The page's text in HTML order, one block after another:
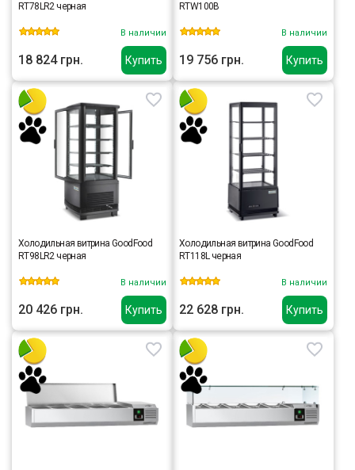
Купить
RT78LR2 черная
В наличии
18 824 грн. Купить
RTW100B
В наличии
19 756 грн.
Купить
Холодильная витрина GoodFood
RT98LR2 черная
В наличии
20 426 грн. Купить
Холодильная витрина GoodFood
RT118L черная
В наличии
22 628 грн.